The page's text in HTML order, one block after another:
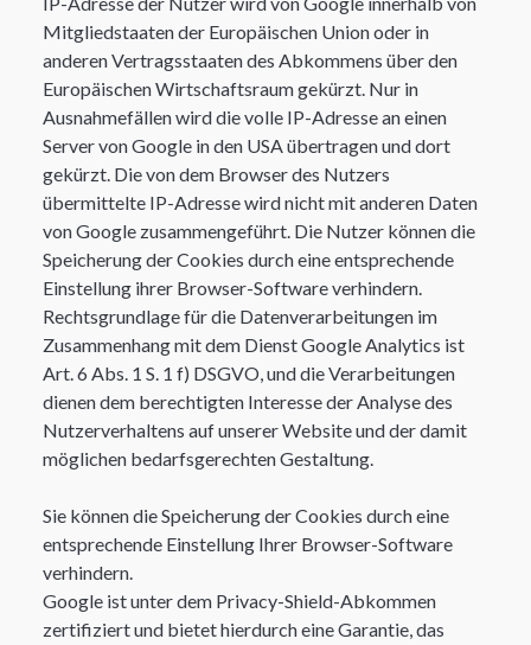
Mitgliedstaaten der Europäischen Union oder in
anderen Vertragsstaaten des Abkommens über den
Europäischen Wirtschaftsraum gekürzt. Nur in
Ausnahmefällen wird die volle IP-Adresse an einen
Server von Google in den USA übertragen und dort
gekürzt. Die von dem Browser des Nutzers
übermittelte IP-Adresse wird nicht mit anderen Daten
von Google zusammengeführt. Die Nutzer können die
Speicherung der Cookies durch eine entsprechende
Einstellung ihrer Browser-Software verhindern.
Rechtsgrundlage für die Datenverarbeitungen im
Zusammenhang mit dem Dienst Google Analytics ist
Art. 6 Abs. 1 S. 1 f) DSGVO, und die Verarbeitungen
dienen dem berechtigten Interesse der Analyse des
Nutzerverhaltens auf unserer Website und der damit
möglichen bedarfsgerechten Gestaltung.​
Sie können die Speicherung der Cookies durch eine
entsprechende Einstellung Ihrer Browser-Software
verhindern.
Google ist unter dem Privacy-Shield-Abkommen
zertifiziert und bietet hierdurch eine Garantie, das